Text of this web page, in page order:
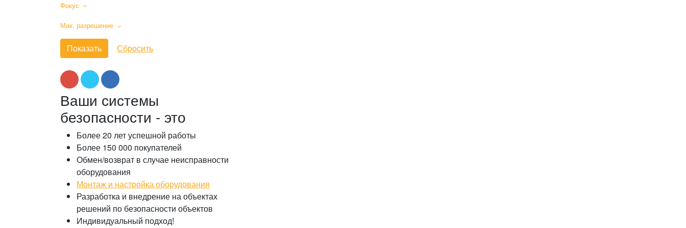
Фокус
Мак. разрешение
Ваши системы
безопасности - это
Более 20 лет успешной работы
Более 150 000 покупателей
Обмен/возврат в случае неисправности
оборудования
Монтаж и настройка оборудования
Разработка и внедрение на объектах
решений по безопасности объектов
Индивидуальный подход!